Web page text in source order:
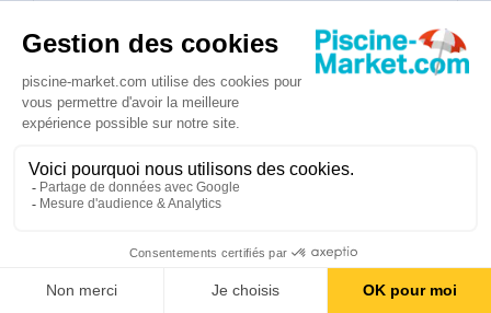
528,00 €
Délai supérieur à 1 mois